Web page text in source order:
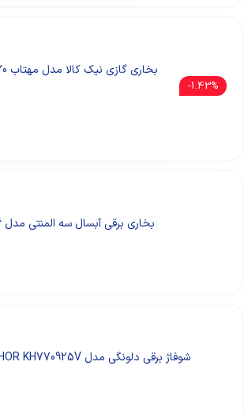
بخاری گازی نیک کالا مدل مهتاب MB-20
1.43%-
بخاری برقی آبسال سه المنتی مدل 336
شوفاژ برقی دلونگی مدل DELONGHI HOR KH770925V